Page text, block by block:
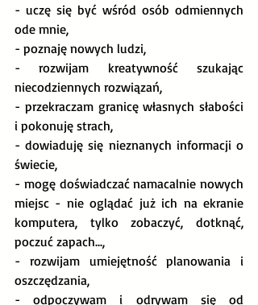
- uczę się być wśród osób odmiennych
ode mnie,
- poznaję nowych ludzi,
- rozwijam kreatywność szukając
niecodziennych rozwiązań,
- przekraczam granicę własnych słabości
i pokonuję strach,
- dowiaduję się nieznanych informacji o
świecie,
- mogę doświadczać namacalnie nowych
miejsc - nie oglądać już ich na ekranie
komputera, tylko zobaczyć, dotknąć,
poczuć zapach...,
- rozwijam umiejętność planowania i
oszczędzania,
- odpoczywam i odrywam się od